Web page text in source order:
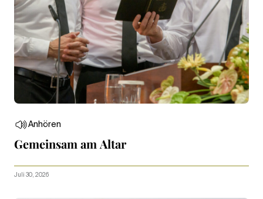
Anhören
Gemeinsam am Altar
Juli 30, 2026